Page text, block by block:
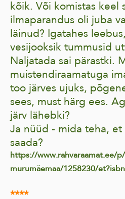
kõik. Või komistas keel
ilmaparandus oli juba
läinud? Igatahes
vesijooksik tummusid
Naljatada sai pärastki.
muistendiraamatuga
too järves ujuks,
sees, must härg ees.
järv lähebki?
Ja nüüd - mida teha, et
saada?
https://www.rahvaraamat.ee/
murumäemaa/1258230/
****